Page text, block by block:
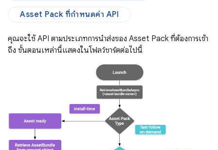
Asset Pack ที่กำหนดค่า API
คุณจะใช้ API ตามประเภทการนำส่งของ Asset Pack ที่ต้องการเข้า
ถึง ขั้นตอนเหล่านี้แสดงในโฟลว์ชาร์ตต่อไปนี้